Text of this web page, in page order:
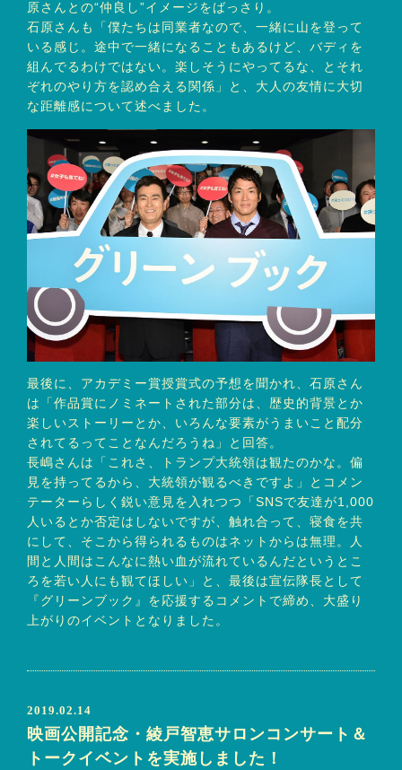
原さんとの“仲良し”イメージをばっさり。
石原さんも「僕たちは同業者なので、一緒に山を登って
いる感じ。途中で一緒になることもあるけど、バディを
組んでるわけではない。楽しそうにやってるな、とそれ
ぞれのやり方を認め合える関係」と、大人の友情に大切
な距離感について述べました。
最後に、アカデミー賞授賞式の予想を聞かれ、石原さん
は「作品賞にノミネートされた部分は、歴史的背景とか
楽しいストーリーとか、いろんな要素がうまいこと配分
されてるってことなんだろうね」と回答。
長嶋さんは「これさ、トランプ大統領は観たのかな。偏
見を持ってるから、大統領が観るべきですよ」とコメン
テーターらしく鋭い意見を入れつつ「SNSで友達が1,000
人いるとか否定はしないですが、触れ合って、寝食を共
にして、そこから得られるものはネットからは無理。人
間と人間はこんなに熱い血が流れているんだというとこ
ろを若い人にも観てほしい」と、最後は宣伝隊長として
『グリーンブック』を応援するコメントで締め、大盛り
上がりのイベントとなりました。
2019.02.14
映画公開記念・綾戸智恵サロンコンサート＆
トークイベントを実施しました！